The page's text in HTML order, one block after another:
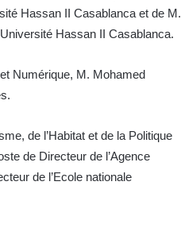
Hassan II Casablanca et de M.
Hassan II Casablanca.
Numérique, M. Mohamed
de l’Habitat et de la Politique
de Directeur de l’Agence
de l’Ecole nationale